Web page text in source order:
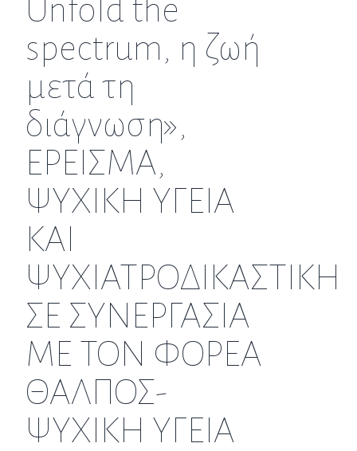
Unfold the
spectrum, η ζωή
μετά τη
διάγνωση»,
ΕΡΕΙΣΜΑ,
ΨΥΧΙΚΗ ΥΓΕΙΑ
ΚΑΙ
ΨΥΧΙΑΤΡΟΔΙΚΑΣΤΙΚΗ
ΣΕ ΣΥΝΕΡΓΑΣΙΑ
ΜΕ ΤΟΝ ΦΟΡΕΑ
ΘΑΛΠΟΣ-
ΨΥΧΙΚΗ ΥΓΕΙΑ